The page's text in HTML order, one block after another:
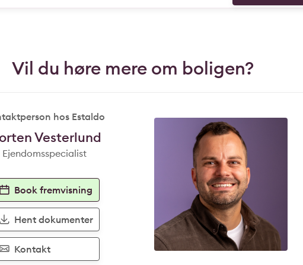
Vil du høre mere om boligen?
hos Estaldo
Vesterlund
Ejendomsspecialist
Book fremvisning
Hent dokumenter
Kontakt